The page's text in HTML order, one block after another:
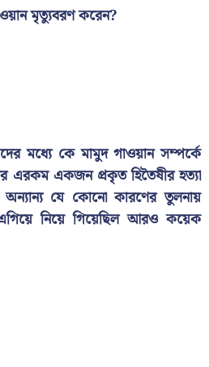
মৃত্যুবরণ করেন?
মধ্যে কে মামুদ গাওয়ান সম্পর্কে
এরকম একজন প্রকৃত হিতৈষীর হত্যা
যে কোনো কারণের তুলনায়
নিয়ে গিয়েছিল আরও কয়েক